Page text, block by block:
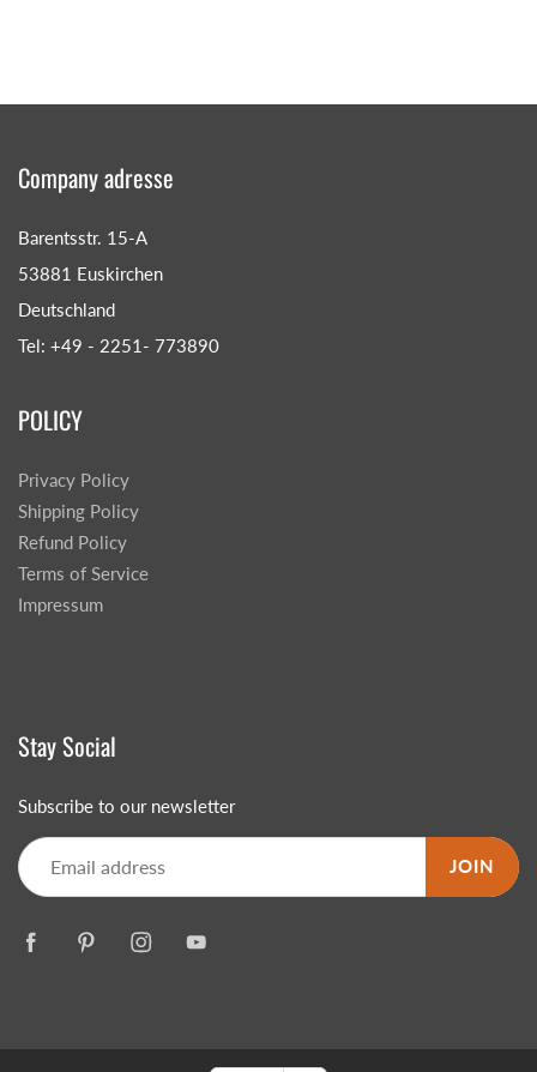
Company adresse
Barentsstr. 15-A
53881 Euskirchen
Deutschland
Tel: +49 - 2251- 773890
POLICY
Privacy Policy
Shipping Policy
Refund Policy
Terms of Service
Impressum
Stay Social
Subscribe to our newsletter
JOIN